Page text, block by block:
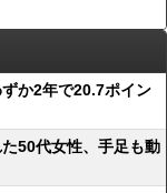
か2年で20.7ポイン
50代女性、手足も動